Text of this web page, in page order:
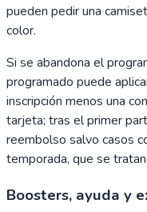
pueden pedir una
color.
Si se abandona el
programado puede
inscripción menos una
tarjeta; tras el primer
reembolso salvo casos
temporada, que se
Boosters, ayuda y